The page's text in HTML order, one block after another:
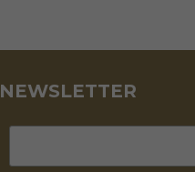
NEWSLETTER